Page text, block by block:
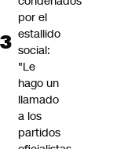
por el
estallido
social:
"Le
hago un
llamado
a los
partidos